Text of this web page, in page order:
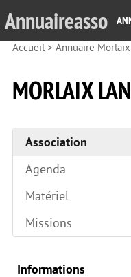
Annuaireasso
Accueil> Annuaire Morlaix
MORLAIX
Association
Agenda
Matériel
Missions
Informations